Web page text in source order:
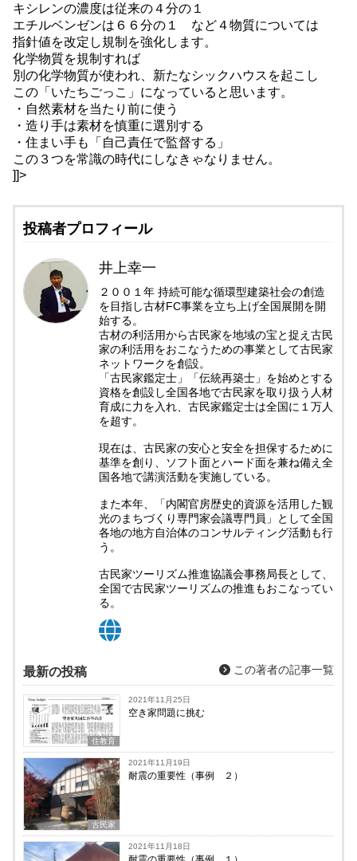
キシレンの濃度は従来の４分の１
エチルベンゼンは６６分の１ など４物質については
指針値を改定し規制を強化します。
化学物質を規制すれば
別の化学物質が使われ、新たなシックハウスを起こし
この「いたちごっこ」になっていると思います。
・自然素材を当たり前に使う
・造り手は素材を慎重に選別する
・住まい手も「自己責任で監督する」
この３つを常識の時代にしなきゃなりません。
]]>
投稿者プロフィール
井上幸一
２００１年 持続可能な循環型建築社会の創造
を目指し古材FC事業を立ち上げ全国展開を開
始する。
古材の利活用から古民家を地域の宝と捉え古民
家の利活用をおこなうための事業として古民家
ネットワークを創設。
「古民家鑑定士」「伝統再築士」を始めとする
資格を創設し全国各地で古民家を取り扱う人材
育成に力を入れ、古民家鑑定士は全国に１万人
を超す。
現在は、古民家の安心と安全を担保するために
基準を創り、ソフト面とハード面を兼ね備え全
国各地で講演活動を実施している。
また本年、「内閣官房歴史的資源を活用した観
光のまちづくり専門家会議専門員」として全国
各地の地方自治体のコンサルティング活動も行
う。
古民家ツーリズム推進協議会事務局長として、
全国で古民家ツーリズムの推進もおこなってい
る。
最新の投稿 この著者の記事一覧
住教育
2021年11月25日
空き家問題に挑む
古民家
2021年11月19日
耐震の重要性（事例 ２）
2021年11月18日